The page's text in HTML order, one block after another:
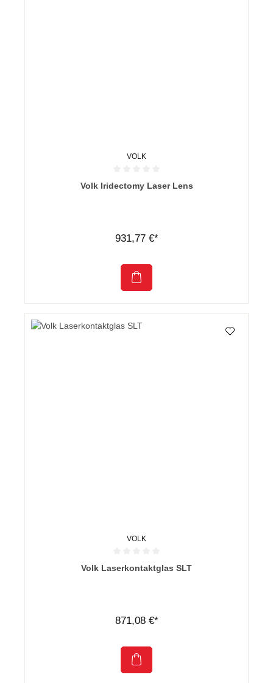
VOLK
Durchschnittliche Bewertung von 0 von 5 Sternen
Volk Iridectomy Laser Lens
931,77 €*
VOLK
Durchschnittliche Bewertung von 0 von 5 Sternen
Volk Laserkontaktglas SLT
871,08 €*